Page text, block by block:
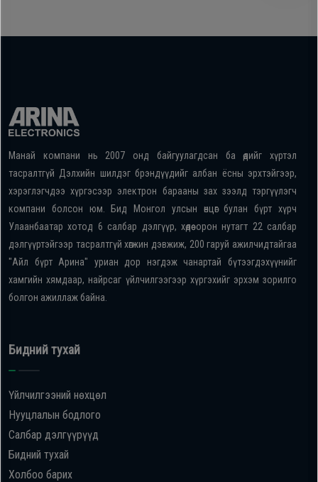
Манай компани нь 2007 онд байгуулагдсан ба өдийг хүртэл
тасралтгүй Дэлхийн шилдэг брэндүүдийг албан ёсны эрхтэйгээр,
хэрэглэгчдээ хүргэсээр электрон барааны зах зээлд тэргүүлэгч
компани болсон юм. Бид Монгол улсын өнцөг булан бүрт хүрч
Улаанбаатар хотод 6 салбар дэлгүүр, хөдөө орон нутагт 22 салбар
дэлгүүртэйгээр тасралтгүй хөгжин дэвжиж, 200 гаруй ажилчидтайгаа
"Айл бүрт Арина" уриан дор нэгдэж чанартай бүтээгдэхүүнийг
хамгийн хямдаар, найрсаг үйлчилгээгээр хүргэхийг эрхэм зорилго
болгон ажиллаж байна.
Бидний тухай
Үйлчилгээний нөхцөл
Нууцлалын бодлого
Салбар дэлгүүрүүд
Бидний тухай
Холбоо барих